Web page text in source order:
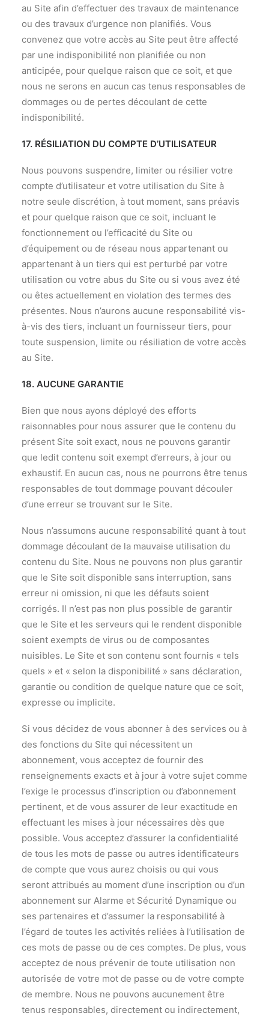
au Site afin d’effectuer des travaux de maintenance
ou des travaux d’urgence non planifiés. Vous
convenez que votre accès au Site peut être affecté
par une indisponibilité non planifiée ou non
anticipée, pour quelque raison que ce soit, et que
nous ne serons en aucun cas tenus responsables de
dommages ou de pertes découlant de cette
indisponibilité.
17. RÉSILIATION DU COMPTE D’UTILISATEUR
Nous pouvons suspendre, limiter ou résilier votre
compte d’utilisateur et votre utilisation du Site à
notre seule discrétion, à tout moment, sans préavis
et pour quelque raison que ce soit, incluant le
fonctionnement ou l’efficacité du Site ou
d’équipement ou de réseau nous appartenant ou
appartenant à un tiers qui est perturbé par votre
utilisation ou votre abus du Site ou si vous avez été
ou êtes actuellement en violation des termes des
présentes. Nous n’aurons aucune responsabilité vis-
à-vis des tiers, incluant un fournisseur tiers, pour
toute suspension, limite ou résiliation de votre accès
au Site.
18. AUCUNE GARANTIE
Bien que nous ayons déployé des efforts
raisonnables pour nous assurer que le contenu du
présent Site soit exact, nous ne pouvons garantir
que ledit contenu soit exempt d’erreurs, à jour ou
exhaustif. En aucun cas, nous ne pourrons être tenus
responsables de tout dommage pouvant découler
d’une erreur se trouvant sur le Site.
Nous n’assumons aucune responsabilité quant à tout
dommage découlant de la mauvaise utilisation du
contenu du Site. Nous ne pouvons non plus garantir
que le Site soit disponible sans interruption, sans
erreur ni omission, ni que les défauts soient
corrigés. Il n’est pas non plus possible de garantir
que le Site et les serveurs qui le rendent disponible
soient exempts de virus ou de composantes
nuisibles. Le Site et son contenu sont fournis « tels
quels » et « selon la disponibilité » sans déclaration,
garantie ou condition de quelque nature que ce soit,
expresse ou implicite.
Si vous décidez de vous abonner à des services ou à
des fonctions du Site qui nécessitent un
abonnement, vous acceptez de fournir des
renseignements exacts et à jour à votre sujet comme
l’exige le processus d’inscription ou d’abonnement
pertinent, et de vous assurer de leur exactitude en
effectuant les mises à jour nécessaires dès que
possible. Vous acceptez d’assurer la confidentialité
de tous les mots de passe ou autres identificateurs
de compte que vous aurez choisis ou qui vous
seront attribués au moment d’une inscription ou d’un
abonnement sur Alarme et Sécurité Dynamique ou
ses partenaires et d’assumer la responsabilité à
l’égard de toutes les activités reliées à l’utilisation de
ces mots de passe ou de ces comptes. De plus, vous
acceptez de nous prévenir de toute utilisation non
autorisée de votre mot de passe ou de votre compte
de membre. Nous ne pouvons aucunement être
tenus responsables, directement ou indirectement,